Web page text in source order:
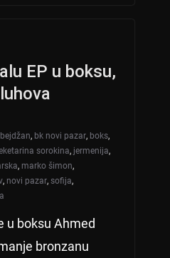
EP u boksu,
, bk novi pazar, boks,
sorokina, jermenija,
, marko šimon,
, novi pazar, sofija,
u boksu Ahmed
bronzanu